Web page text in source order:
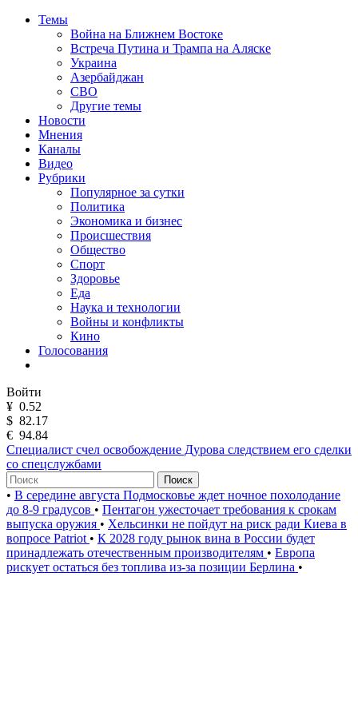
Темы
Война на Ближнем Востоке
Встреча Путина и Трампа на Аляске
Украина
Азербайджан
СВО
Другие темы
Новости
Мнения
Каналы
Видео
Рубрики
Популярное за сутки
Политика
Экономика и бизнес
Происшествия
Общество
Спорт
Здоровье
Еда
Наука и технологии
Войны и конфликты
Кино
Голосования
Войти
¥ 0.52
$ 82.17
€ 94.84
Специалист счел освобождение Дурова следствием его сделки
со спецслужбами
Поиск
• В середине августа Подмосковье ждет ночное похолодание
до 8-9 градусов • Пентагон ужесточает требования к срокам
выпуска оружия • Хельсинки не пойдут на риск ради Киева в
вопросе Patriot • К 2028 году рынок вина в России будет
принадлежать отечественным производителям • Европа
рискует остаться без топлива из-за позиции Берлина •